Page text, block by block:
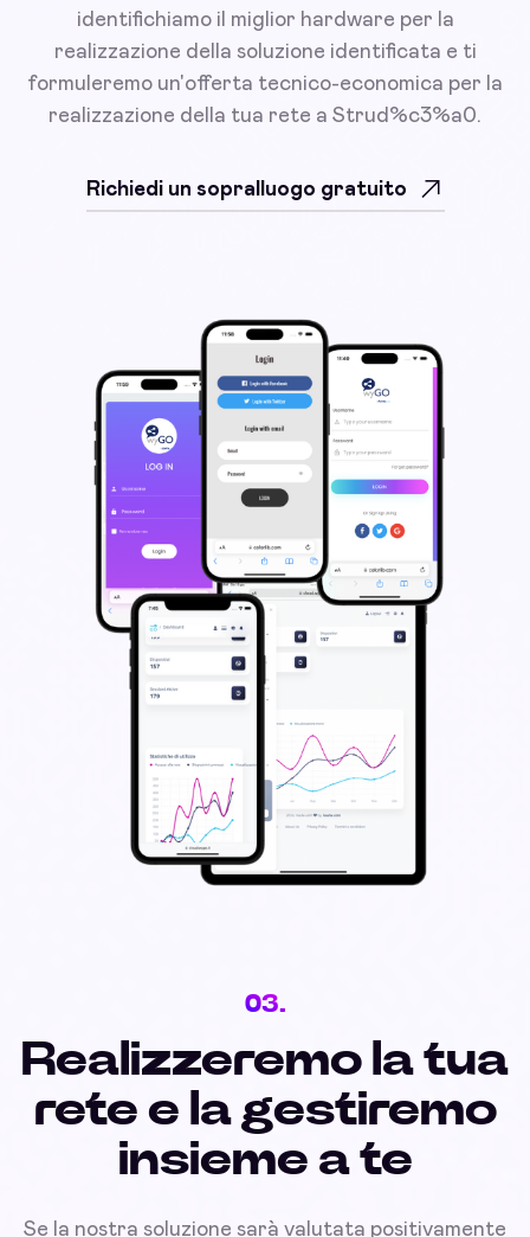
identifichiamo il miglior hardware per la
realizzazione della soluzione identificata e ti
formuleremo un'offerta tecnico-economica per la
realizzazione della tua rete a Strud%c3%a0.
Richiedi un sopralluogo gratuito
03.
Realizzeremo la tua
rete e la gestiremo
insieme a te
Se la nostra soluzione sarà valutata positivamente